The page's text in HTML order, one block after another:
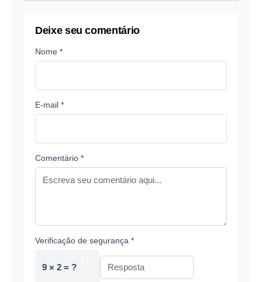
Deixe seu comentário
Nome *
E-mail *
Comentário *
Verificação de segurança *
9 × 2 = ?